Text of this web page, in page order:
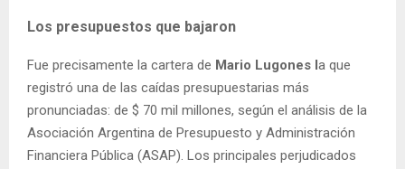
Los presupuestos que bajaron
Fue precisamente la cartera de Mario Lugones l a que
registró una de las caídas presupuestarias más
pronunciadas: de $ 70 mil millones, según el análisis de la
Asociación Argentina de Presupuesto y Administración
Financiera Pública (ASAP). Los principales perjudicados